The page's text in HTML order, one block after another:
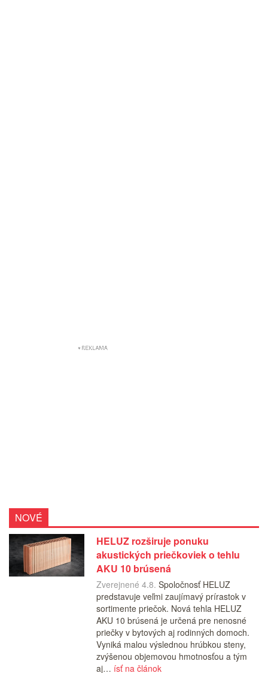
NOVÉ
HELUZ rozširuje ponuku
akustických priečkoviek o tehlu
AKU 10 brúsená
Zverejnené 4.8. Spoločnosť HELUZ
predstavuje veľmi zaujímavý prírastok v
sortimente priečok. Nová tehla HELUZ
AKU 10 brúsená je určená pre nenosné
priečky v bytových aj rodinných domoch.
Vyniká malou výslednou hrúbkou steny,
zvýšenou objemovou hmotnosťou a tým
aj… ísť na článok